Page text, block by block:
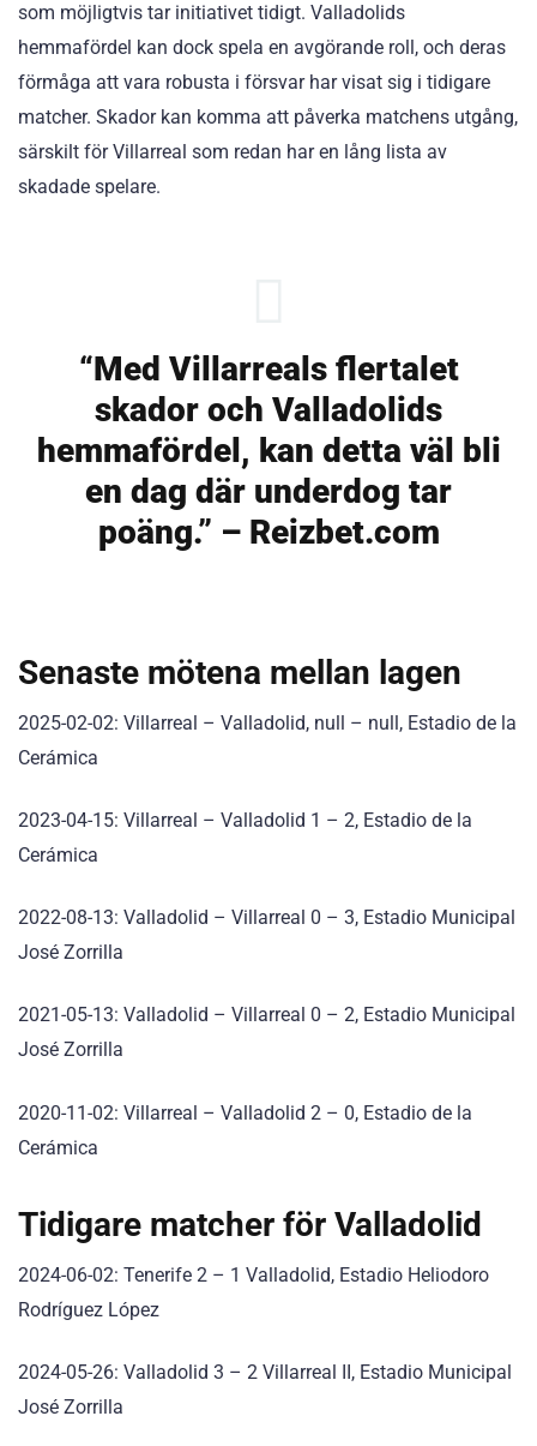
som möjligtvis tar initiativet tidigt. Valladolids
hemmafördel kan dock spela en avgörande roll, och deras
förmåga att vara robusta i försvar har visat sig i tidigare
matcher. Skador kan komma att påverka matchens utgång,
särskilt för Villarreal som redan har en lång lista av
skadade spelare.
“Med Villarreals flertalet
skador och Valladolids
hemmafördel, kan detta väl bli
en dag där underdog tar
poäng.” – Reizbet.com
Senaste mötena mellan lagen
2025-02-02: Villarreal – Valladolid, null – null, Estadio de la
Cerámica
2023-04-15: Villarreal – Valladolid 1 – 2, Estadio de la
Cerámica
2022-08-13: Valladolid – Villarreal 0 – 3, Estadio Municipal
José Zorrilla
2021-05-13: Valladolid – Villarreal 0 – 2, Estadio Municipal
José Zorrilla
2020-11-02: Villarreal – Valladolid 2 – 0, Estadio de la
Cerámica
Tidigare matcher för Valladolid
2024-06-02: Tenerife 2 – 1 Valladolid, Estadio Heliodoro
Rodríguez López
2024-05-26: Valladolid 3 – 2 Villarreal II, Estadio Municipal
José Zorrilla